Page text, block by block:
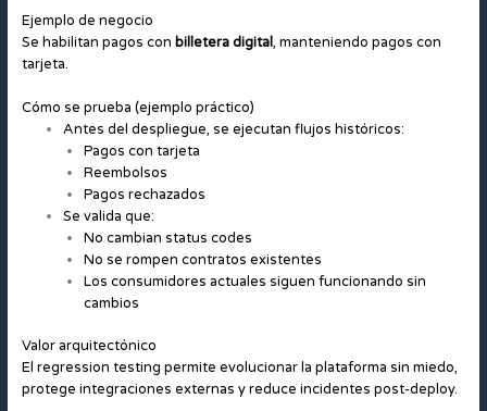
Ejemplo de negocio
Se habilitan pagos con billetera digital, manteniendo pagos con
tarjeta.
Cómo se prueba (ejemplo práctico)
Antes del despliegue, se ejecutan flujos históricos:
Pagos con tarjeta
Reembolsos
Pagos rechazados
Se valida que:
No cambian status codes
No se rompen contratos existentes
Los consumidores actuales siguen funcionando sin
cambios
Valor arquitectónico
El regression testing permite evolucionar la plataforma sin miedo,
protege integraciones externas y reduce incidentes post-deploy.